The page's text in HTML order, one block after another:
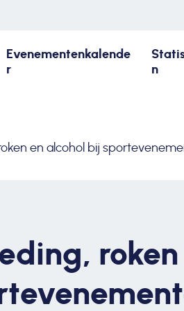
Evenementenkalende
r
n
en alcohol bij
roken